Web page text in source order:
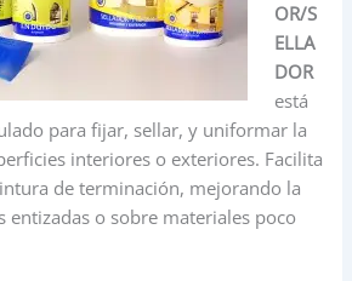
OR/S
ELLA
DOR
está
para fijar, sellar, y uniformar la
interiores o exteriores. Facilita
de terminación, mejorando la
entizadas o sobre materiales poco